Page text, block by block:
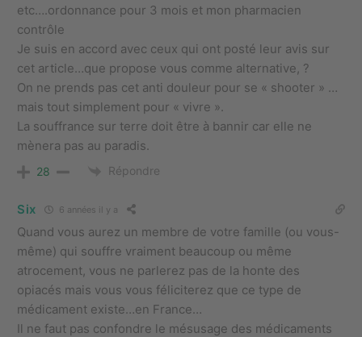
etc….ordonnance pour 3 mois et mon pharmacien
contrôle
Je suis en accord avec ceux qui ont posté leur avis sur
cet article…que propose vous comme alternative, ?
On ne prends pas cet anti douleur pour se « shooter » …
mais tout simplement pour « vivre ».
La souffrance sur terre doit être à bannir car elle ne
mènera pas au paradis.
28 Répondre
Six 6 années il y a
Quand vous aurez un membre de votre famille (ou vous-
même) qui souffre vraiment beaucoup ou même
atrocement, vous ne parlerez pas de la honte des
opiacés mais vous vous féliciterez que ce type de
médicament existe…en France…
Il ne faut pas confondre le mésusage des médicaments